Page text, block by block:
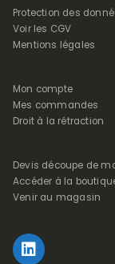
Protection des
Voir les CGV
Mentions légales
Mon compte
Mes commandes
Droit à la rétraction
Devis découpe de
Accéder à la
Venir au magasin